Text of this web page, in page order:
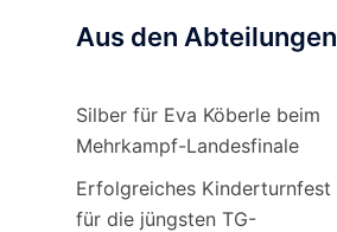
Aus den Abteilungen
Silber für Eva Köberle beim
Mehrkampf-Landesfinale
Erfolgreiches Kinderturnfest
für die jüngsten TG-